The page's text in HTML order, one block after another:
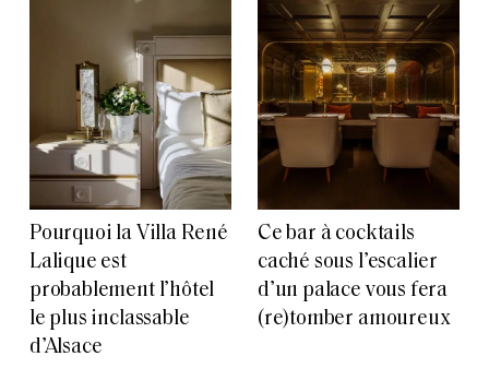
Pourquoi la Villa René
Lalique est
probablement l’hôtel
le plus inclassable
d’Alsace
Ce bar à cocktails
caché sous l’escalier
d’un palace vous fera
(re)tomber amoureux